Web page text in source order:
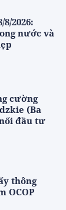
2026:
nước và
cường
(Ba
đầu tư
thông
OCOP